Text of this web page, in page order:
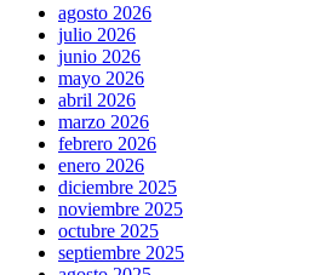
agosto 2026
julio 2026
junio 2026
mayo 2026
abril 2026
marzo 2026
febrero 2026
enero 2026
diciembre 2025
noviembre 2025
octubre 2025
septiembre 2025